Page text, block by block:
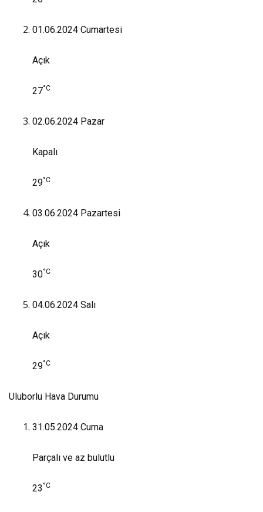
01.06.2024 Cumartesi
Açık
27°C
02.06.2024 Pazar
Kapalı
29°C
03.06.2024 Pazartesi
Açık
30°C
04.06.2024 Salı
Açık
29°C
Uluborlu Hava Durumu
31.05.2024 Cuma
Parçalı ve az bulutlu
23 °C